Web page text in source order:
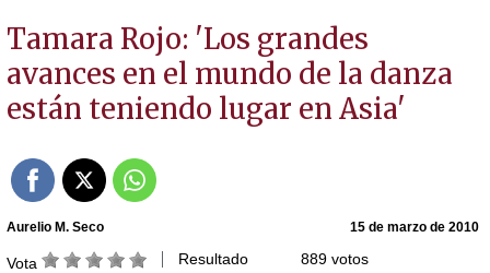
Tamara Rojo: 'Los grandes
avances en el mundo de la danza
están teniendo lugar en Asia'
Aurelio M. Seco 15 de marzo de 2010
Vota Resultado 889 votos